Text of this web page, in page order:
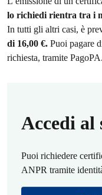
lo richiedi rientra tra i
In tutti gli altri casi, è
di 16,00 €. Puoi pagare
richiesta, tramite PagoPA.
Accedi al
Puoi richiedere
ANPR tramite